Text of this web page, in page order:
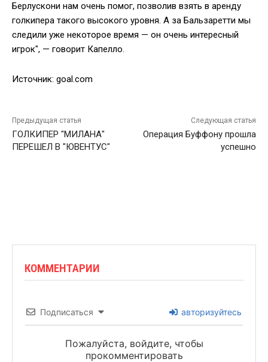
Берлускони нам очень помог, позволив взять в аренду
голкипера такого высокого уровня. А за Бальзаретти мы
следили уже некоторое время — он очень интересный
игрок", — говорит Капелло.
Источник: goal.com
Предыдущая статья
ГОЛКИПЕР "МИЛАНА"
ПЕРЕШЕЛ В "ЮВЕНТУС"
Следующая статья
Операция Буффону прошла
успешно
КОММЕНТАРИИ
Подписаться авторизуйтесь
Пожалуйста, войдите, чтобы
прокомментировать